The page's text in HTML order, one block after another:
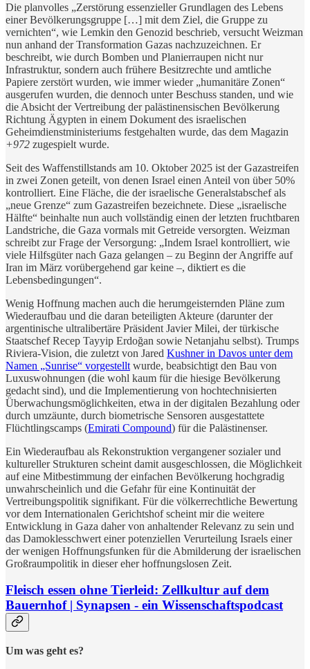
Die planvolles „Zerstörung essenzieller Grundlagen des Lebens
einer Bevölkerungsgruppe […] mit dem Ziel, die Gruppe zu
vernichten“, wie Lemkin den Genozid beschrieb, versucht Weizman
nun anhand der Transformation Gazas nachzuzeichnen. Er
beschreibt, wie durch Bomben und Planierraupen nicht nur
Infrastruktur, sondern auch frühere Besitzrechte und amtliche
Papiere zerstört wurden, wie immer wieder „humanitäre Zonen“
ausgerufen wurden, die dennoch unter Beschuss standen, und wie
die Absicht der Vertreibung der palästinensischen Bevölkerung
Richtung Ägypten in einem Dokument des israelischen
Geheimdienstministeriums festgehalten wurde, das dem Magazin
+972 zugespielt wurde.
Seit des Waffenstillstands am 10. Oktober 2025 ist der Gazastreifen
in zwei Zonen geteilt, von denen Israel einen Anteil von über 50%
kontrolliert. Eine Fläche, die der israelische Generalstabschef als
„neue Grenze“ zum Gazastreifen bezeichnete. Diese „israelische
Hälfte“ beinhalte nun auch vollständig einen der letzten fruchtbaren
Landstriche, die Gaza vormals mit Getreide versorgten. Weizman
schreibt zur Frage der Versorgung: „Indem Israel kontrolliert, wie
viele Hilfsgüter nach Gaza gelangen – zu Beginn der Angriffe auf
Iran im März vorübergehend gar keine –, diktiert es die
Lebensbedingungen“.
Wenig Hoffnung machen auch die herumgeisternden Pläne zum
Wiederaufbau und die daran beteiligten Akteure (darunter der
argentinische ultralibertäre Präsident Javier Milei, der türkische
Staatschef Recep Tayyip Erdoğan sowie Netanjahu selbst). Trumps
Riviera-Vision, die zuletzt von Jared Kushner in Davos unter dem
Namen „Sunrise“ vorgestellt wurde, beabsichtigt den Bau von
Luxuswohnungen (die wohl kaum für die hiesige Bevölkerung
gedacht sind), und die Implementierung von hochtechnisierten
Überwachungsmöglichkeiten, etwa in der digitalen Bezahlung oder
durch umzäunte, durch biometrische Sensoren ausgestattete
Flüchtlingscamps (Emirati Compound) für die Palästinenser.
Ein Wiederaufbau als Rekonstruktion vergangener sozialer und
kultureller Strukturen scheint damit ausgeschlossen, die Möglichkeit
auf eine Mitbestimmung der einfachen Bevölkerung hochgradig
unwahrscheinlich und die Gefahr für eine Kontinuität der
Vertreibungspolitik signifikant. Für die völkerrechtliche Bewertung
vor dem Internationalen Gerichtshof scheint mir die weitere
Entwicklung in Gaza daher von anhaltender Relevanz zu sein und
das Damoklesschwert einer potenziellen Verurteilung Israels einer
der wenigen Hoffnungsfunken für die Abmilderung der israelischen
Großraumpolitik in dieser eher hoffnungslosen Zeit.
Fleisch essen ohne Tierleid: Zellkultur auf dem
Bauernhof | Synapsen - ein Wissenschaftspodcast
Um was geht es?